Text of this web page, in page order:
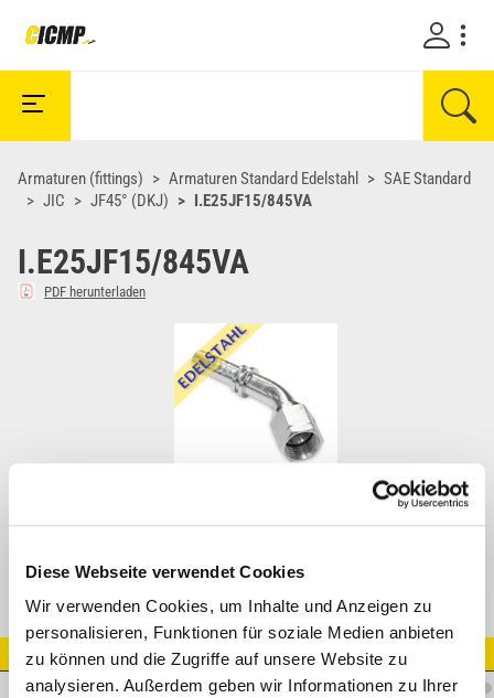
Diese Webseite verwendet Cookies
Wir verwenden Cookies, um Inhalte und Anzeigen zu
personalisieren, Funktionen für soziale Medien anbieten
zu können und die Zugriffe auf unsere Website zu
analysieren. Außerdem geben wir Informationen zu Ihrer
Armaturen (fittings) Armaturen Standard Edelstahl
SAE Standard
JIC
JF45° (DKJ) I.E25JF15/845VA
I.E25JF15/845VA
PDF herunterladen
Artikel Nr.
I.E25JF15/845VA